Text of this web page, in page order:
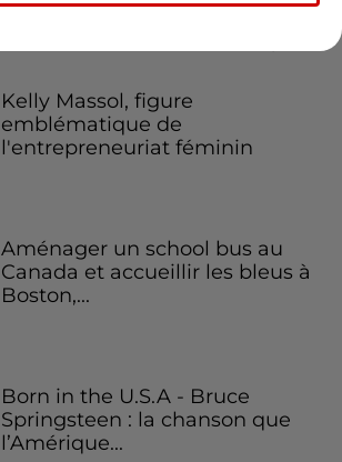
Kelly Massol, figure
emblématique de
l'entrepreneuriat féminin
Aménager un school bus au
Canada et accueillir les bleus à
Boston,...
Born in the U.S.A - Bruce
Springsteen : la chanson que
l’Amérique...